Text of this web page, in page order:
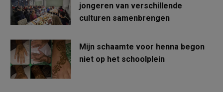
jongeren van verschillende
culturen samenbrengen
Mijn schaamte voor henna begon
niet op het schoolplein